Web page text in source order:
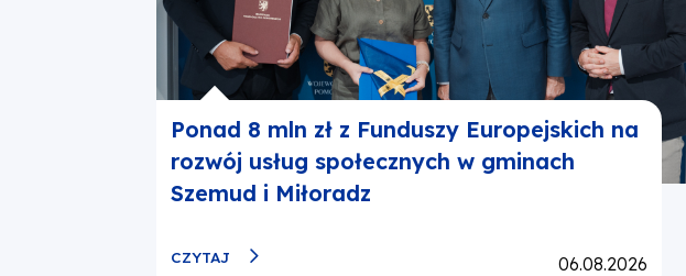
Ponad 8 mln zł z Funduszy Europejskich na
rozwój usług społecznych w gminach
Szemud i Miłoradz
CZYTAJ Opublikowano:
06.08.2026